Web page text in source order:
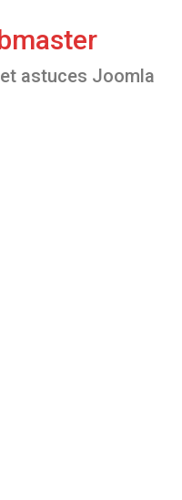
astuces Joomla